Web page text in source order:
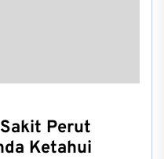
Perut
Ketahui